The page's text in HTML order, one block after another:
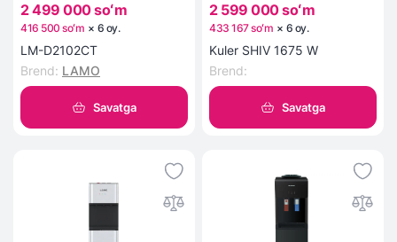
2 499 000 soʻm
416 500 soʻm × 6 oy.
LM-D2102CT
Brend: LAMO
Savatga
2 599 000 soʻm
433 167 soʻm × 6 oy.
Kuler SHIV 1675 W
Brend:
Savatga